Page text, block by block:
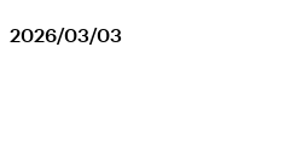
2026/03/03